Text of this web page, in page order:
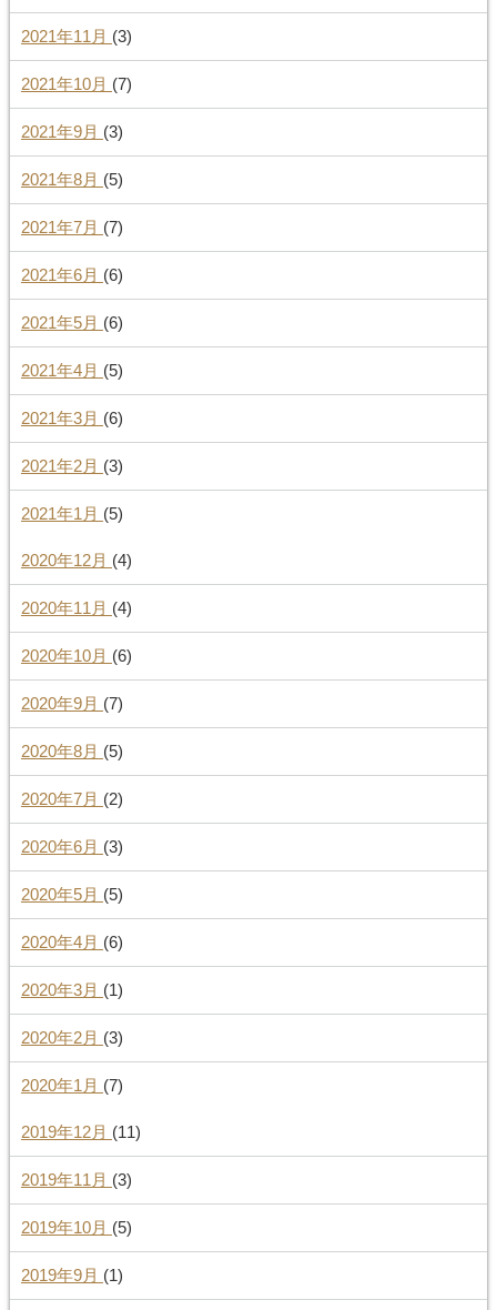
2021年11月 (3)
2021年10月 (7)
2021年9月 (3)
2021年8月 (5)
2021年7月 (7)
2021年6月 (6)
2021年5月 (6)
2021年4月 (5)
2021年3月 (6)
2021年2月 (3)
2021年1月 (5)
2020年12月 (4)
2020年11月 (4)
2020年10月 (6)
2020年9月 (7)
2020年8月 (5)
2020年7月 (2)
2020年6月 (3)
2020年5月 (5)
2020年4月 (6)
2020年3月 (1)
2020年2月 (3)
2020年1月 (7)
2019年12月 (11)
2019年11月 (3)
2019年10月 (5)
2019年9月 (1)